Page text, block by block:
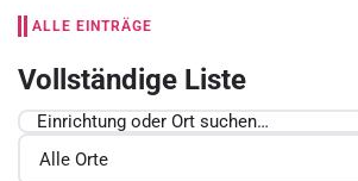
ALLE EINTRÄGE
Vollständige Liste